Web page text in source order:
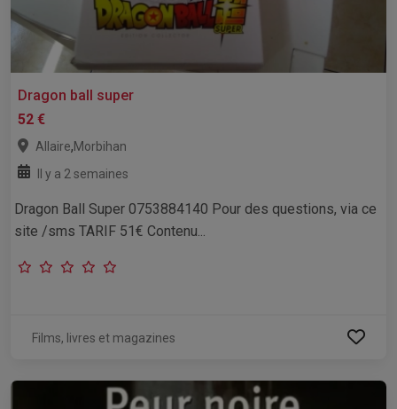
Dragon ball super
52 €
Allaire,Morbihan
Il y a 2 semaines
Dragon Ball Super 0753884140 Pour des questions, via ce
site /sms TARIF 51€ Contenu...
Films, livres et magazines